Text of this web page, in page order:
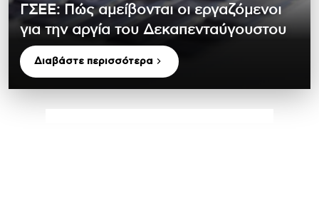
ΓΣΕΕ: Πώς αμείβονται οι εργαζόμενοι
για την αργία του Δεκαπενταύγουστου
Διαβάστε περισσότερα